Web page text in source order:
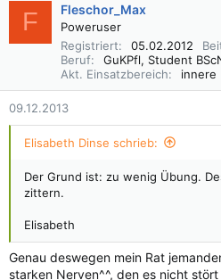
F Fleschor_Max
Poweruser
Registriert
05.02.2012
Beruf
GuKPfl, Student
Akt. Einsatzbereich
innere
09.12.2013
Elisabeth Dinse schrieb:
Der Grund ist: zu wenig Übung.
zittern.
Elisabeth
Genau deswegen mein Rat
starken Nerven^^, den es nicht